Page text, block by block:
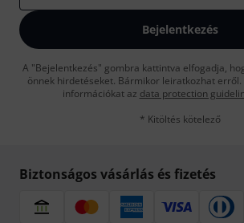
Bejelentkezés
A "Bejelentkezés" gombra kattintva elfogadja,
önnek hirdetéseket. Bármikor leiratkozhat
információkat az data protection
* Kitöltés kötelező
Biztonságos vásárlás és fizetés